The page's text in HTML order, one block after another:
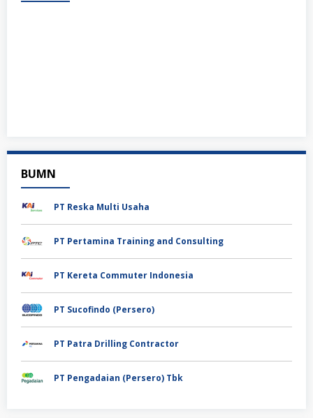
BUMN
PT Reska Multi Usaha
PT Pertamina Training and Consulting
PT Kereta Commuter Indonesia
PT Sucofindo (Persero)
PT Patra Drilling Contractor
PT Pengadaian (Persero) Tbk